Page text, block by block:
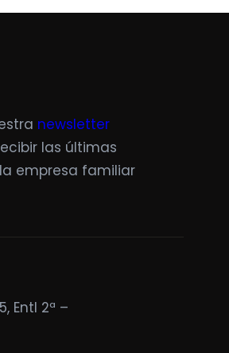
newsletter
las últimas
empresa familiar
Entl 2ª –